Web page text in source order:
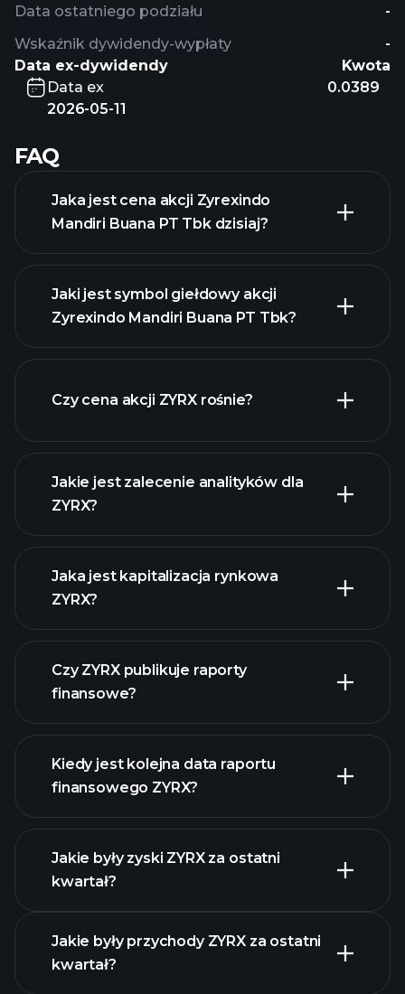
Wskaźnik dywidendy-wypłaty -
Data ostatniego podziału -
Data ex-dywidendy
Kwota
Data ex
2026-05-11
0.0389
FAQ
Jaka jest cena akcji Zyrexindo
Mandiri Buana PT Tbk dzisiaj?
Jaki jest symbol giełdowy akcji
Zyrexindo Mandiri Buana PT Tbk?
Czy cena akcji ZYRX rośnie?
wykresie.
Jakie jest zalecenie analityków dla
ZYRX?
Jaka jest kapitalizacja rynkowa
ZYRX?
Czy ZYRX publikuje raporty
finansowe?
finanse ZYRX
Kiedy jest kolejna data raportu
finansowego ZYRX?
Jakie były zyski ZYRX za ostatni
kwartał?
Jakie były przychody ZYRX za ostatni
kwartał?